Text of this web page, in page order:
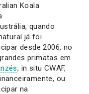
Koala
quando
já foi
desde 2006, no
primatas em
, in situ CWAF,
ou
na